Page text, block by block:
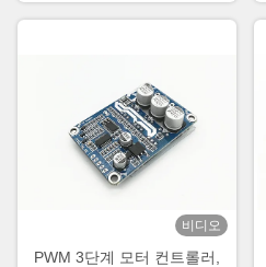
비디오
PWM 3단계 모터 컨트롤러,